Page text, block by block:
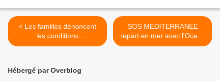
< Les familles dénoncent
les conditions
d’incarcération à la maison
SOS MEDITERRANEE
repart en mer avec l'Ocean
Viking et lance un appel aux
Hébergé par Overblog